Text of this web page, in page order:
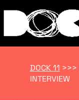
DOCK 11 >>>
INTERVIEW